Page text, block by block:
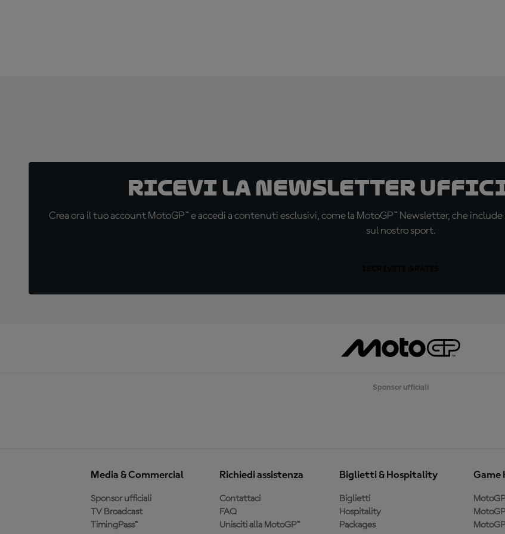
Ricevi la newsletter
Crea ora il tuo account MotoGP™ e accedi a contenuti esclusivi, come la MotoGP™ Newsletter, che
sul nostro sport.
Sponsor ufficiali
Media & Commercial
Sponsor ufficiali
TV Broadcast
TimingPass™
Richiedi assistenza
Contattaci
FAQ
Unisciti alla MotoGP™
Biglietti & Hospitality
Biglietti
Hospitality
Packages
Game